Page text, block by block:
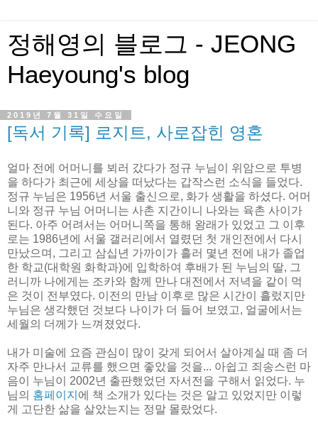
정해영의 블로그 - JEONG
Haeyoung's blog
2019년 7월 31일 수요일
[독서 기록] 로지트, 사로잡힌 영혼
얼마 전에 어머니를 뵈러 갔다가 정규 누님이 위암으로 투병
을 하다가 최근에 세상을 떠났다는 갑작스런 소식을 들었다.
정규 누님은 1956년 서울 출신으로, 화가 생활을 하셨다. 어머
니와 정규 누님 어머니는 사촌 지간이니 나와는 육촌 사이가
된다. 아주 어려서는 어머니쪽을 통해 왕래가 있었고 그 이후
로는 1986년에 서울 갤러리에서 열렸던 첫 개인전에서 다시
만났으며, 그리고 삼십년 가까이가 흘러 몇년 전에 내가 졸업
한 학교(대학원 화학과)에 입학하여 후배가 된 누님의 딸, 그
러니까 나에게는 조카와 함께 만나 대전에서 저녁을 같이 먹
은 것이 전부였다. 이전의 만남 이후로 많은 시간이 흘렀지만
누님은 생각했던 것보다 나이가 더 들어 보였고, 얼굴에서는
세월의 더께가 느껴졌었다.
내가 미술에 요즘 관심이 많이 갖게 되어서 살아계실 때 좀 더
자주 만나서 교류를 했으면 좋았을 것을... 아쉽고 죄송스런 마
음이 누님이 2002년 출판했었던 자서전을 구해서 읽었다. 누
님의 홈페이지 에 책 소개가 있다는 것은 알고 있었지만 이렇
게 고단한 삶을 살았는지는 정말 몰랐었다.